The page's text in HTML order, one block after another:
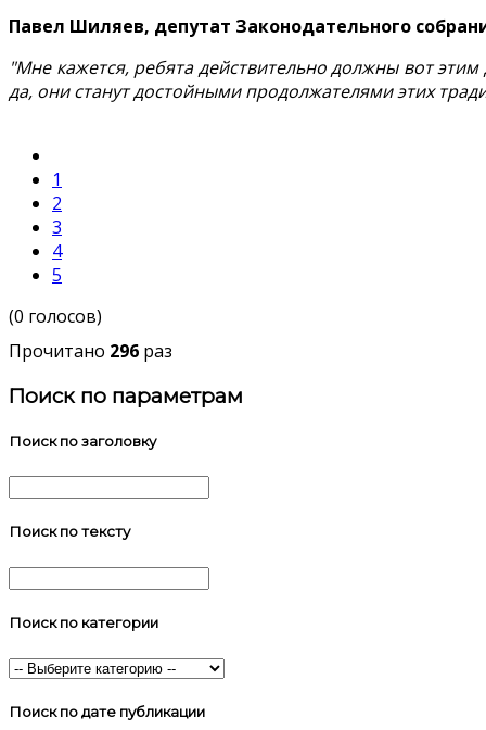
Павел Шиляев, депутат Законодательного
"Мне кажется, ребята действительно должны вот
да, они станут достойными продолжателями этих
1
2
3
4
5
(0 голосов)
Прочитано 296 раз
Поиск по параметрам
Поиск по заголовку
Поиск по тексту
Поиск по категории
Поиск по дате публикации